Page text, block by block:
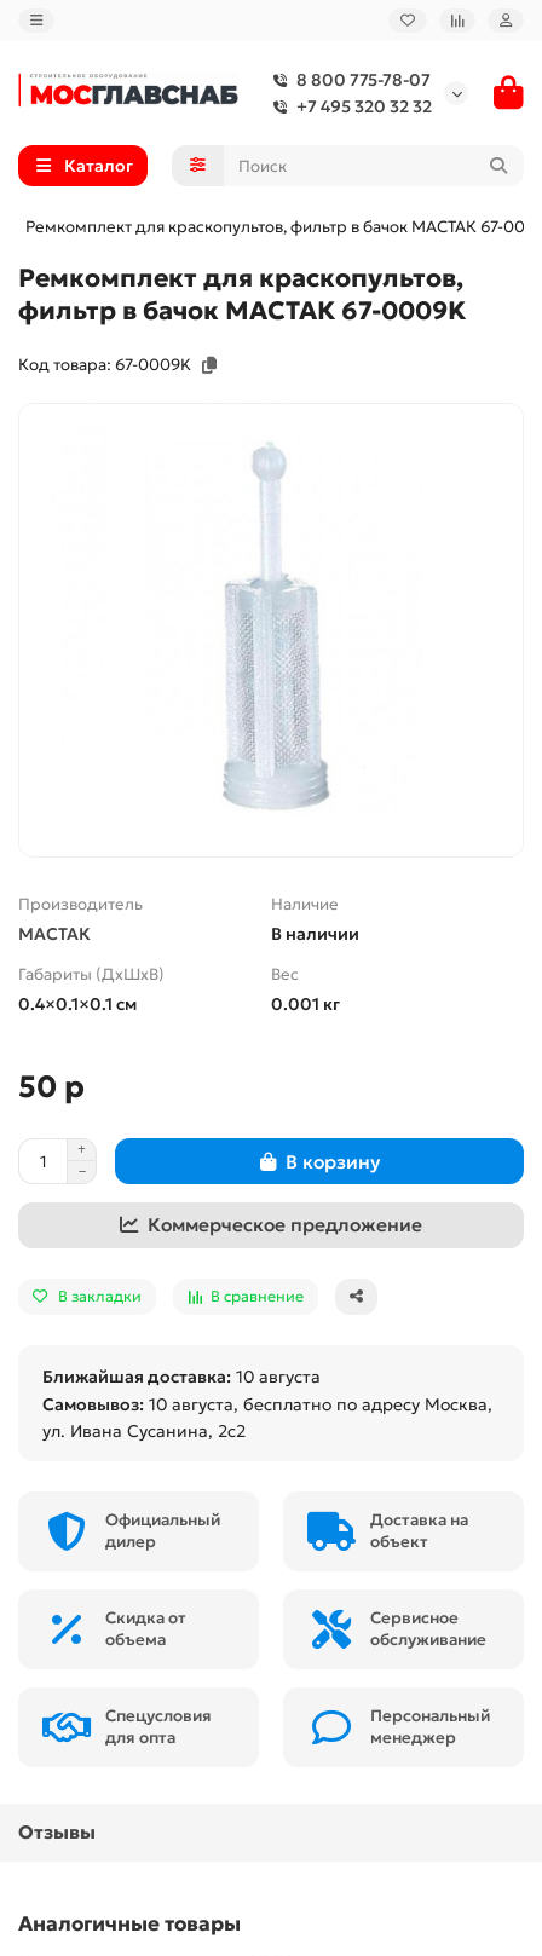
8 800 775-78-07
+7 495 320 32 32
Каталог
Ремкомплект для краскопультов, фильтр в бачок МАСТАК 67-
Ремкомплект для краскопультов,
фильтр в бачок МАСТАК 67-0009K
Код товара: 67-0009K
Производитель
МАСТАК
Наличие
В наличии
Габариты (ДхШхВ)
0.4×0.1×0.1 см
Вес
0.001 кг
50 р
В корзину
Коммерческое предложение
В закладки В сравнение
Ближайшая доставка: 10 августа
Самовывоз: 10 августа, бесплатно по адресу Москва,
ул. Ивана Сусанина, 2с2
Официальный
дилер
Доставка на
объект
Скидка от
объема
Сервисное
обслуживание
Спецусловия
для опта
Персональный
менеджер
Отзывы
Аналогичные товары